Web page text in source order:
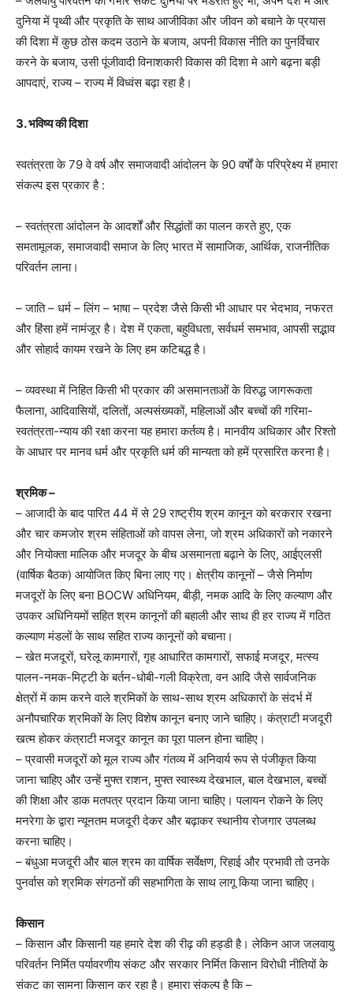
दुनिया में पृथ्वी और प्रकृति के साथ आजीविका और जीवन को बचाने के प्रयास
की दिशा में कुछ ठोस कदम उठाने के बजाय, अपनी विकास नीति का पुनर्विचार
करने के बजाय, उसी पूंजीवादी विनाशकारी विकास की दिशा मे आगे बढ़ना बड़ी
आपदाएं, राज्य – राज्य में विध्वंस बढ़ा रहा है।
3. भविष्य की दिशा
स्वतंत्रता के 79 वे वर्ष और समाजवादी आंदोलन के 90 वर्षों के परिप्रेक्ष्य में हमारा
संकल्प इस प्रकार है :
– स्वतंत्रता आंदोलन के आदर्शों और सिद्धांतों का पालन करते हुए, एक
समतामूलक, समाजवादी समाज के लिए भारत में सामाजिक, आर्थिक, राजनीतिक
परिवर्तन लाना।
– जाति – धर्म – लिंग – भाषा – प्रदेश जैसे किसी भी आधार पर भेदभाव, नफरत
और हिंसा हमें नामंजूर है। देश में एकता, बहुविधता, सर्वधर्म समभाव, आपसी सद्भाव
और सोहार्द कायम रखने के लिए हम कटिबद्ध है।
– व्यवस्था में निहित किसी भी प्रकार की असमानताओं के विरुद्ध जागरूकता
फैलाना, आदिवासियों, दलितों, अल्पसंख्यकों, महिलाओं और बच्चों की गरिमा-
स्वतंत्रता-न्याय की रक्षा करना यह हमारा कर्तव्य है। मानवीय अधिकार और रिश्तो
के आधार पर मानव धर्म और प्रकृति धर्म की मान्यता को हमें प्रसारित करना है।
श्रमिक –
– आजादी के बाद पारित 44 में से 29 राष्ट्रीय श्रम कानून को बरकरार रखना
और चार कमजोर श्रम संहिताओं को वापस लेना, जो श्रम अधिकारों को नकारने
और नियोक्ता मालिक और मजदूर के बीच असमानता बढ़ाने के लिए, आईएलसी
(वार्षिक बैठक) आयोजित किए बिना लाए गए। क्षेत्रीय कानूनों – जैसे निर्माण
मजदूरों के लिए बना BOCW अधिनियम, बीड़ी, नमक आदि के लिए कल्याण और
उपकर अधिनियमों सहित श्रम कानूनों की बहाली और साथ ही हर राज्य में गठित
कल्याण मंडलों के साथ सहित राज्य कानूनों को बचाना।
– खेत मजदूरों, घरेलू कामगारों, गृह आधारित कामगारों, सफाई मजदूर, मत्स्य
पालन-नमक-मिट्टी के बर्तन-धोबी-गली विक्रेता, वन आदि जैसे सार्वजनिक
क्षेत्रों में काम करने वाले श्रमिकों के साथ-साथ श्रम अधिकारों के संदर्भ में
अनौपचारिक श्रमिकों के लिए विशेष कानून बनाए जाने चाहिए। कंत्राटी मजदूरी
खत्म होकर कंत्राटी मजदूर कानून का पूरा पालन होना चाहिए।
– प्रवासी मजदूरों को मूल राज्य और गंतव्य में अनिवार्य रूप से पंजीकृत किया
जाना चाहिए और उन्हें मुफ्त राशन, मुफ्त स्वास्थ्य देखभाल, बाल देखभाल, बच्चों
की शिक्षा और डाक मतपत्र प्रदान किया जाना चाहिए। पलायन रोकने के लिए
मनरेगा के द्वारा न्यूनतम मजदूरी देकर और बढ़ाकर स्थानीय रोजगार उपलब्ध
करना चाहिए।
– बंधुआ मजदूरी और बाल श्रम का वार्षिक सर्वेक्षण, रिहाई और प्रभावी तो उनके
पुनर्वास को श्रमिक संगठनों की सहभागिता के साथ लागू किया जाना चाहिए।
किसान
– किसान और किसानी यह हमारे देश की रीढ़ की हड्डी है। लेकिन आज जलवायु
परिवर्तन निर्मित पर्यावरणीय संकट और सरकार निर्मित किसान विरोधी नीतियों के
संकट का सामना किसान कर रहा है। हमारा संकल्प है कि –